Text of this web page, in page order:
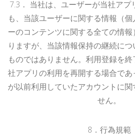
7.3 ． 当社は、ユーザーが当社アプ
も、当該ユーザーに関する情報（
ーのコンテンツに関する全ての情
りますが、当該情報保持の継続に
ものではありません。利用登録を
社アプリの利用を再開する場合で
が以前利用していたアカウントに
せん。
8．行為規範